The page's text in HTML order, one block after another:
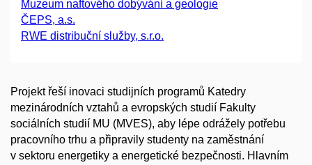
Muzeum naftového dobývání a geologie
ČEPS, a.s.
RWE distribuční služby, s.r.o.
Projekt řeší inovaci studijních programů Katedry
mezinárodních vztahů a evropských studií Fakulty
sociálních studií MU (MVES), aby lépe odrážely potřebu
pracovního trhu a připravily studenty na zaměstnání
v sektoru energetiky a energetické bezpečnosti. Hlavním